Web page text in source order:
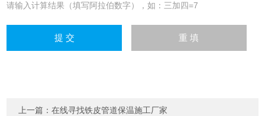
请输入计算结果（填写阿拉伯数字），如：三加四=7
上一篇：在线寻找铁皮管道保温施工厂家